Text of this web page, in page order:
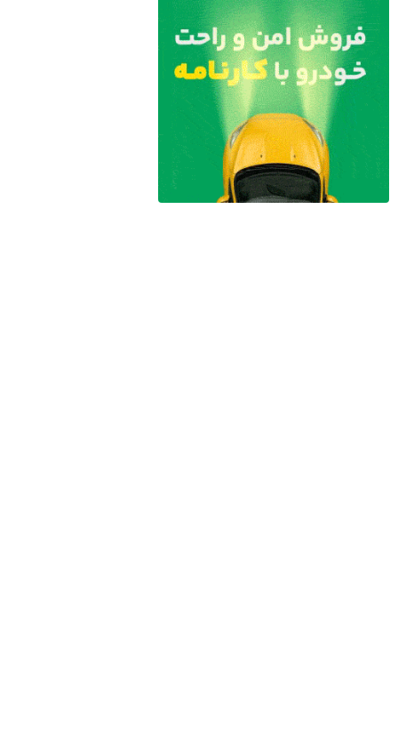
اکتبر 2018
سپتامبر 2018
آگوست 2018
جولای 2018
ژوئن 2018
سپتامبر 2017
دسامبر 2016
می 2016
ژانویه 2016
اکتبر 2015
جولای 2015
ژوئن 2015